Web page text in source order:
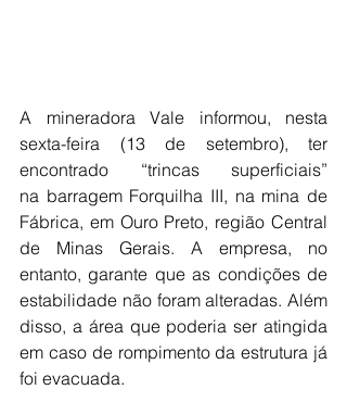
A mineradora Vale informou, nesta
sexta-feira (13 de setembro), ter
encontrado “trincas superficiais”
na barragem Forquilha III, na mina de
Fábrica, em Ouro Preto, região Central
de Minas Gerais. A empresa, no
entanto, garante que as condições de
estabilidade não foram alteradas. Além
disso, a área que poderia ser atingida
em caso de rompimento da estrutura já
foi evacuada.